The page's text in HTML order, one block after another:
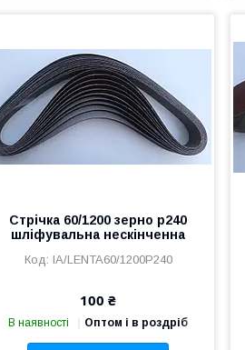
Стрічка 60/1200 зерно р240
шліфувальна нескінченна
IA/LENTA60/1200P240
100 ₴
В наявності Оптом і в роздріб